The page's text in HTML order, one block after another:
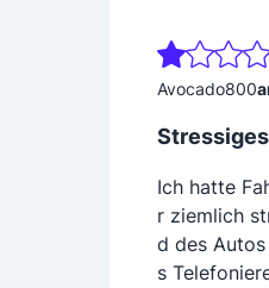
Avocado800
Ich hatte
r ziemlich
d des
s